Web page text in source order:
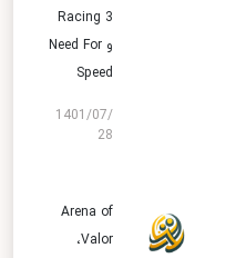
Racing 3
و Need For
Speed
1401/07/
28
Arena of
Valor،